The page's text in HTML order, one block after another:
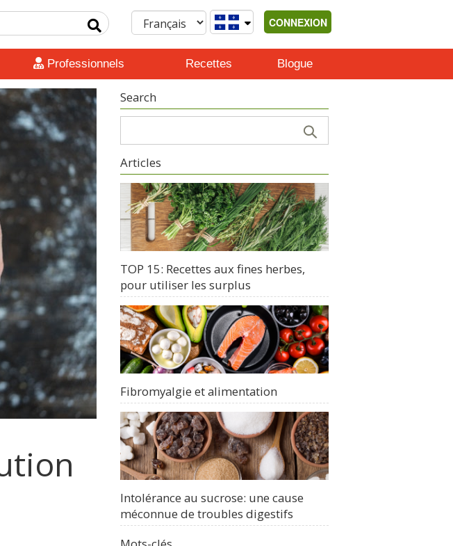
CONNEXION
Professionnels Recettes Blogue
Search
Articles
TOP 15: Recettes aux fines herbes,
pour utiliser les surplus
Fibromyalgie et alimentation
Intolérance au sucrose: une cause
méconnue de troubles digestifs